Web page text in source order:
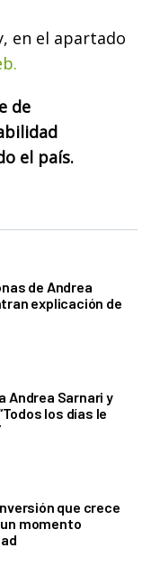
en el apartado
de
el país.
de Andrea
explicación de
Andrea Sarnari y
los días le
que crece
momento